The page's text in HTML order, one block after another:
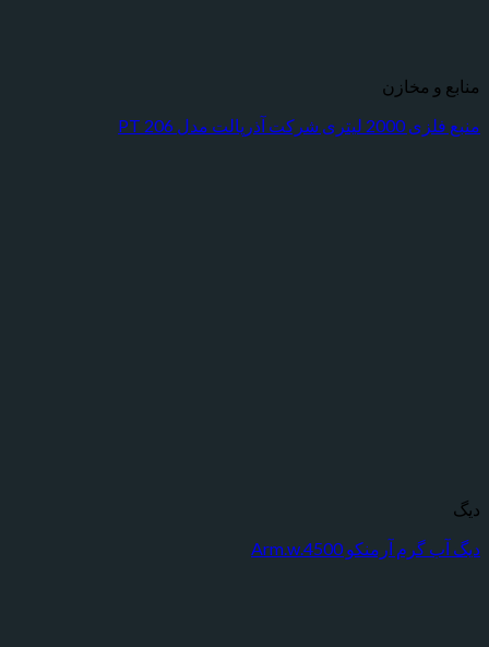
منابع و مخازن
منبع فلزی 2000 لیتری شرکت آذرپالت مدل PT 206
دیگ
دیگ آب گرم آرمنکو Arm.w.4500